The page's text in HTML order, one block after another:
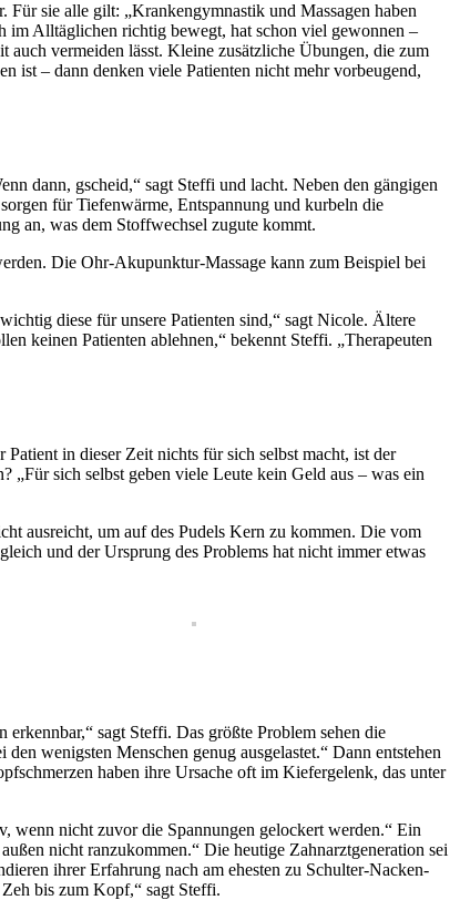
Für sie alle gilt: „Krankengymnastik und Massagen haben
im Alltäglichen richtig bewegt, hat schon viel gewonnen –
auch vermeiden lässt. Kleine zusätzliche Übungen, die zum
ist – dann denken viele Patienten nicht mehr vorbeugend,
dann, gscheid,“ sagt Steffi und lacht. Neben den gängigen
für Tiefenwärme, Entspannung und kurbeln die
an, was dem Stoffwechsel zugute kommt.
Die Ohr-Akupunktur-Massage kann zum Beispiel bei
diese für unsere Patienten sind,“ sagt Nicole. Ältere
keinen Patienten ablehnen,“ bekennt Steffi. „Therapeuten
in dieser Zeit nichts für sich selbst macht, ist der
„Für sich selbst geben viele Leute kein Geld aus – was ein
ausreicht, um auf des Pudels Kern zu kommen. Die vom
und der Ursprung des Problems hat nicht immer etwas
sagt Steffi. Das größte Problem sehen die
wenigsten Menschen genug ausgelastet.“ Dann entstehen
haben ihre Ursache oft im Kiefergelenk, das unter
wenn nicht zuvor die Spannungen gelockert werden.“ Ein
nicht ranzukommen.“ Die heutige Zahnarztgeneration sei
ihrer Erfahrung nach am ehesten zu Schulter-Nacken-
bis zum Kopf,“ sagt Steffi.